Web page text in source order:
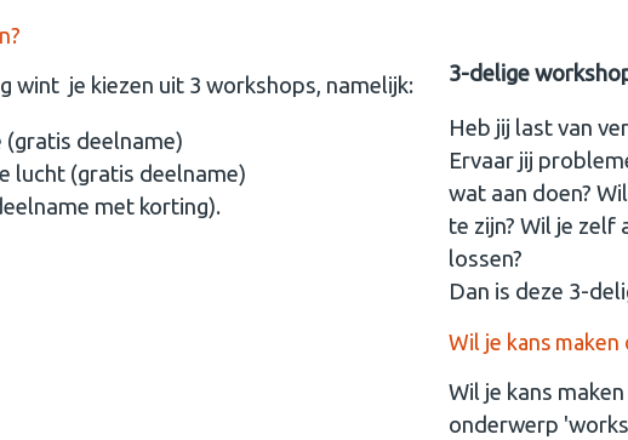
wint je kiezen uit 3 workshops, namelijk:
deelname)
lucht (gratis deelname)
met korting).
3-delige
Heb jij last van
Ervaar jij
wat aan doen?
te zijn? Wil je zelf
lossen?
Dan is deze 3-
Wil je kans maken
Wil je kans
onderwerp